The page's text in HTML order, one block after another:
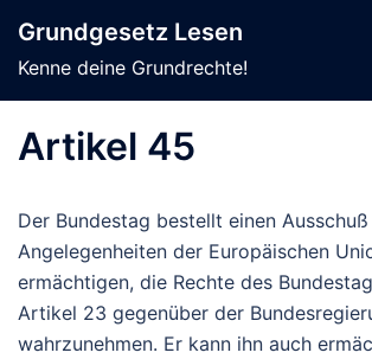
Inhalt
springen
Grundgesetz Lesen
Kenne deine Grundrechte!
Artikel 45
Der Bundestag bestellt einen
Angelegenheiten der Europäischen
ermächtigen, die Rechte des
Artikel 23 gegenüber der
wahrzunehmen. Er kann ihn auch